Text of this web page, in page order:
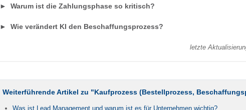
► Warum ist die Zahlungsphase so kritisch?
► Wie verändert KI den Beschaffungsprozess?
letzte
Weiterführende Artikel zu "Kaufprozess (Bestellprozess,
Was ist Lead Management und warum ist es für Unternehmen wichtig?